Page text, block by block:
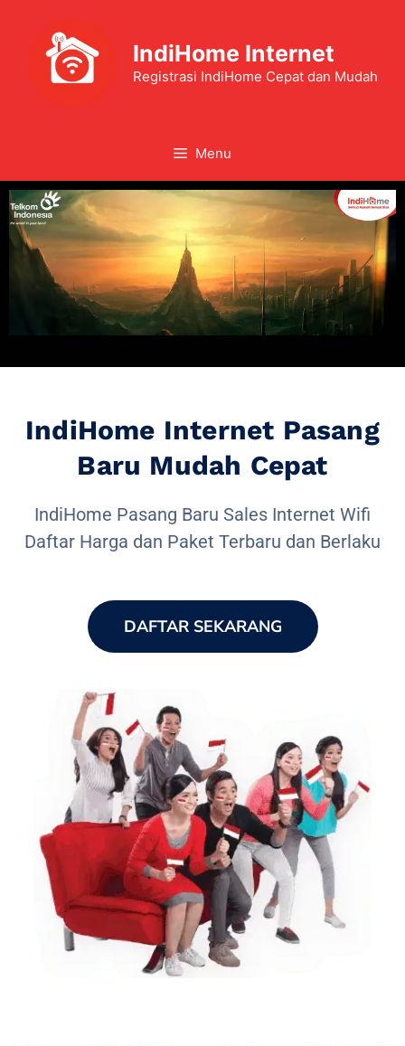
IndiHome Internet
Registrasi IndiHome Cepat dan Mudah
Menu
IndiHome Internet Pasang
Baru Mudah Cepat
IndiHome Pasang Baru Sales Internet Wifi
Daftar Harga dan Paket Terbaru dan Berlaku
DAFTAR SEKARANG